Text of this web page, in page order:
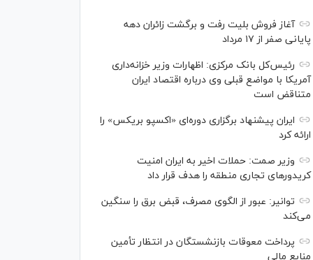
آغاز فروش بلیت رفت و برگشت زائران دهه
پایانی صفر از ۱۷ مرداد
رئیس‌کل بانک مرکزی: اظهارات وزیر خزانه‌داری
آمریکا با مواضع قبلی وی درباره اقتصاد ایران
متناقض است
ایران پیشنهاد برگزاری دوره‌ای «اکسپو بریکس» را
ارائه کرد
وزیر صمت: حملات اخیر به ایران امنیت
کریدورهای تجاری منطقه را هدف قرار داد
توانیر: عبور از الگوی مصرف، قبض برق را سنگین
می‌کند
پرداخت معوقات بازنشستگان در انتظار تأمین
منابع مالی